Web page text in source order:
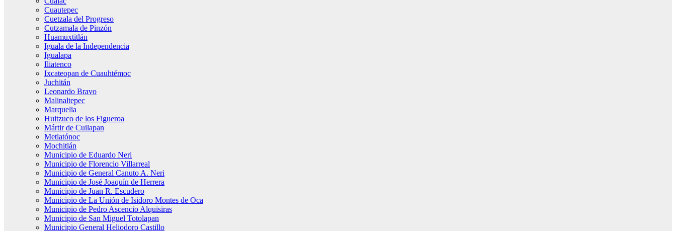
Cuautepec
Cuetzala del Progreso
Cutzamala de Pinzón
Huamuxtitlán
Iguala de la Independencia
Igualapa
Iliatenco
Ixcateopan de Cuauhtémoc
Juchitán
Leonardo Bravo
Malinaltepec
Marquelia
Huitzuco de los Figueroa
Mártir de Cuilapan
Metlatónoc
Mochitlán
Municipio de Eduardo Neri
Municipio de Florencio Villarreal
Municipio de General Canuto A. Neri
Municipio de José Joaquín de Herrera
Municipio de Juan R. Escudero
Municipio de La Unión de Isidoro Montes de Oca
Municipio de Pedro Ascencio Alquisiras
Municipio de San Miguel Totolapan
Municipio General Heliodoro Castillo